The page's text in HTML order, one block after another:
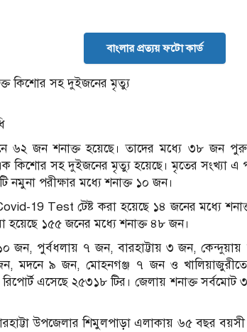
বাংলার প্রত্যয় ফটো কার্ড
কিশোর সহ দুইজনের মৃত্যু
৬২ জন শনাক্ত হয়েছে। তাদের মধ্যে ৩৮ জন
কিশোর সহ দুইজনের মৃত্যু হয়েছে। মৃতের সংখ্যা এ
নমুনা পরীক্ষার মধ্যে শনাক্ত ১০ জন।
19 Test টেষ্ট করা হয়েছে ১৪ জনের মধ্যে
হয়েছে ১৫৫ জনের মধ্যে শনাক্ত ৪৮ জন।
জন, পুর্বধলায় ৭ জন, বারহাট্টায় ৩ জন,
মদনে ৯ জন, মোহনগঞ্জ ৭ জন ও খালিয়াজুরীতে
এসেছে ২৫৩১৮ টির। জেলায় শনাক্ত সর্বমোট
উপজেলার শিমুলপাড়া এলাকায় ৬৫ বছর